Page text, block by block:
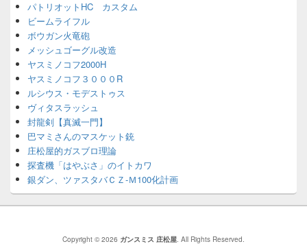
パトリオットHC カスタム
ビームライフル
ボウガン火竜砲
メッシュゴーグル改造
ヤスミノコフ2000H
ヤスミノコフ３０００R
ルシウス・モデストゥス
ヴィタスラッシュ
封龍剣【真滅一門】
巴マミさんのマスケット銃
庄松屋的ガスブロ理論
探査機「はやぶさ」のイトカワ
銀ダン、ツァスタバＣＺ-Ｍ100化計画
Copyright © 2026 ガンスミス 庄松屋. All Rights Reserved.